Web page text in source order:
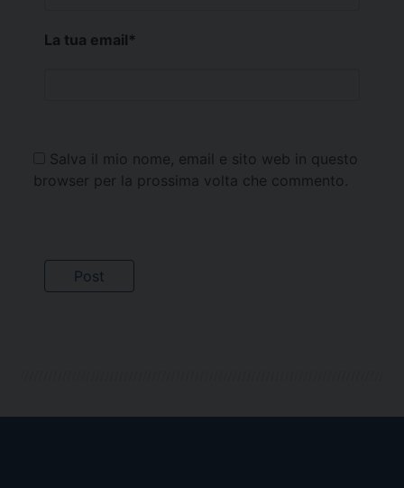
La tua email*
Salva il mio nome, email e sito web in questo
browser per la prossima volta che commento.